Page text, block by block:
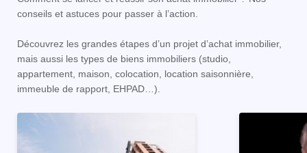
conseils et astuces pour passer à l’action.
Découvrez les grandes étapes d’un projet d’achat immobilier,
mais aussi les types de biens immobiliers (studio,
appartement, maison, colocation, location saisonnière,
immeuble de rapport, EHPAD…).